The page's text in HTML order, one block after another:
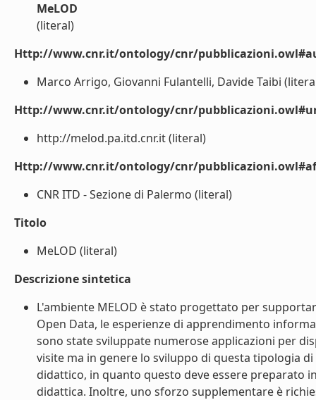
MeLOD
(literal)
Http://www.cnr.it/ontology/cnr/
Marco Arrigo, Giovanni Fulantelli, Davide Taibi
Http://www.cnr.it/ontology/cnr/
http://melod.pa.itd.cnr.it (literal)
Http://www.cnr.it/ontology/cnr/
CNR ITD - Sezione di Palermo (literal)
Titolo
MeLOD (literal)
Descrizione sintetica
L'ambiente MELOD è stato progettato per
Open Data, le esperienze di apprendimento
sono state sviluppate numerose applicazioni per
visite ma in genere lo sviluppo di questa tipologia
didattico, in quanto questo deve essere preparato
didattica. Inoltre, uno sforzo supplementare è